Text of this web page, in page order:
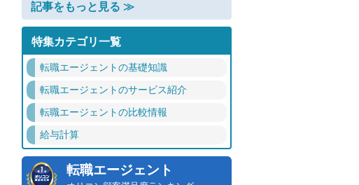
記事をもっと見る ≫
特集カテゴリ一覧
転職エージェントの基礎知識
転職エージェントのサービス紹介
転職エージェントの比較情報
給与計算
転職エージェント